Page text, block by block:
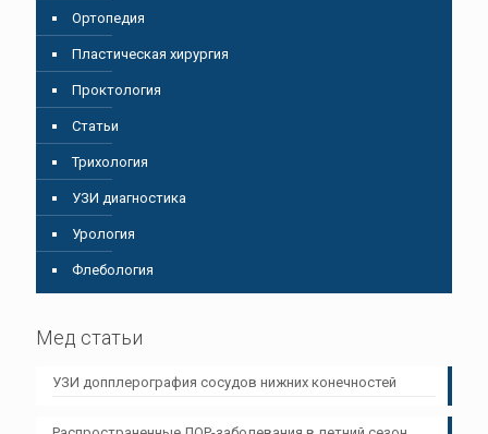
Ортопедия
Пластическая хирургия
Проктология
Статьи
Трихология
УЗИ диагностика
Урология
Флебология
Мед статьи
УЗИ допплерография сосудов нижних конечностей